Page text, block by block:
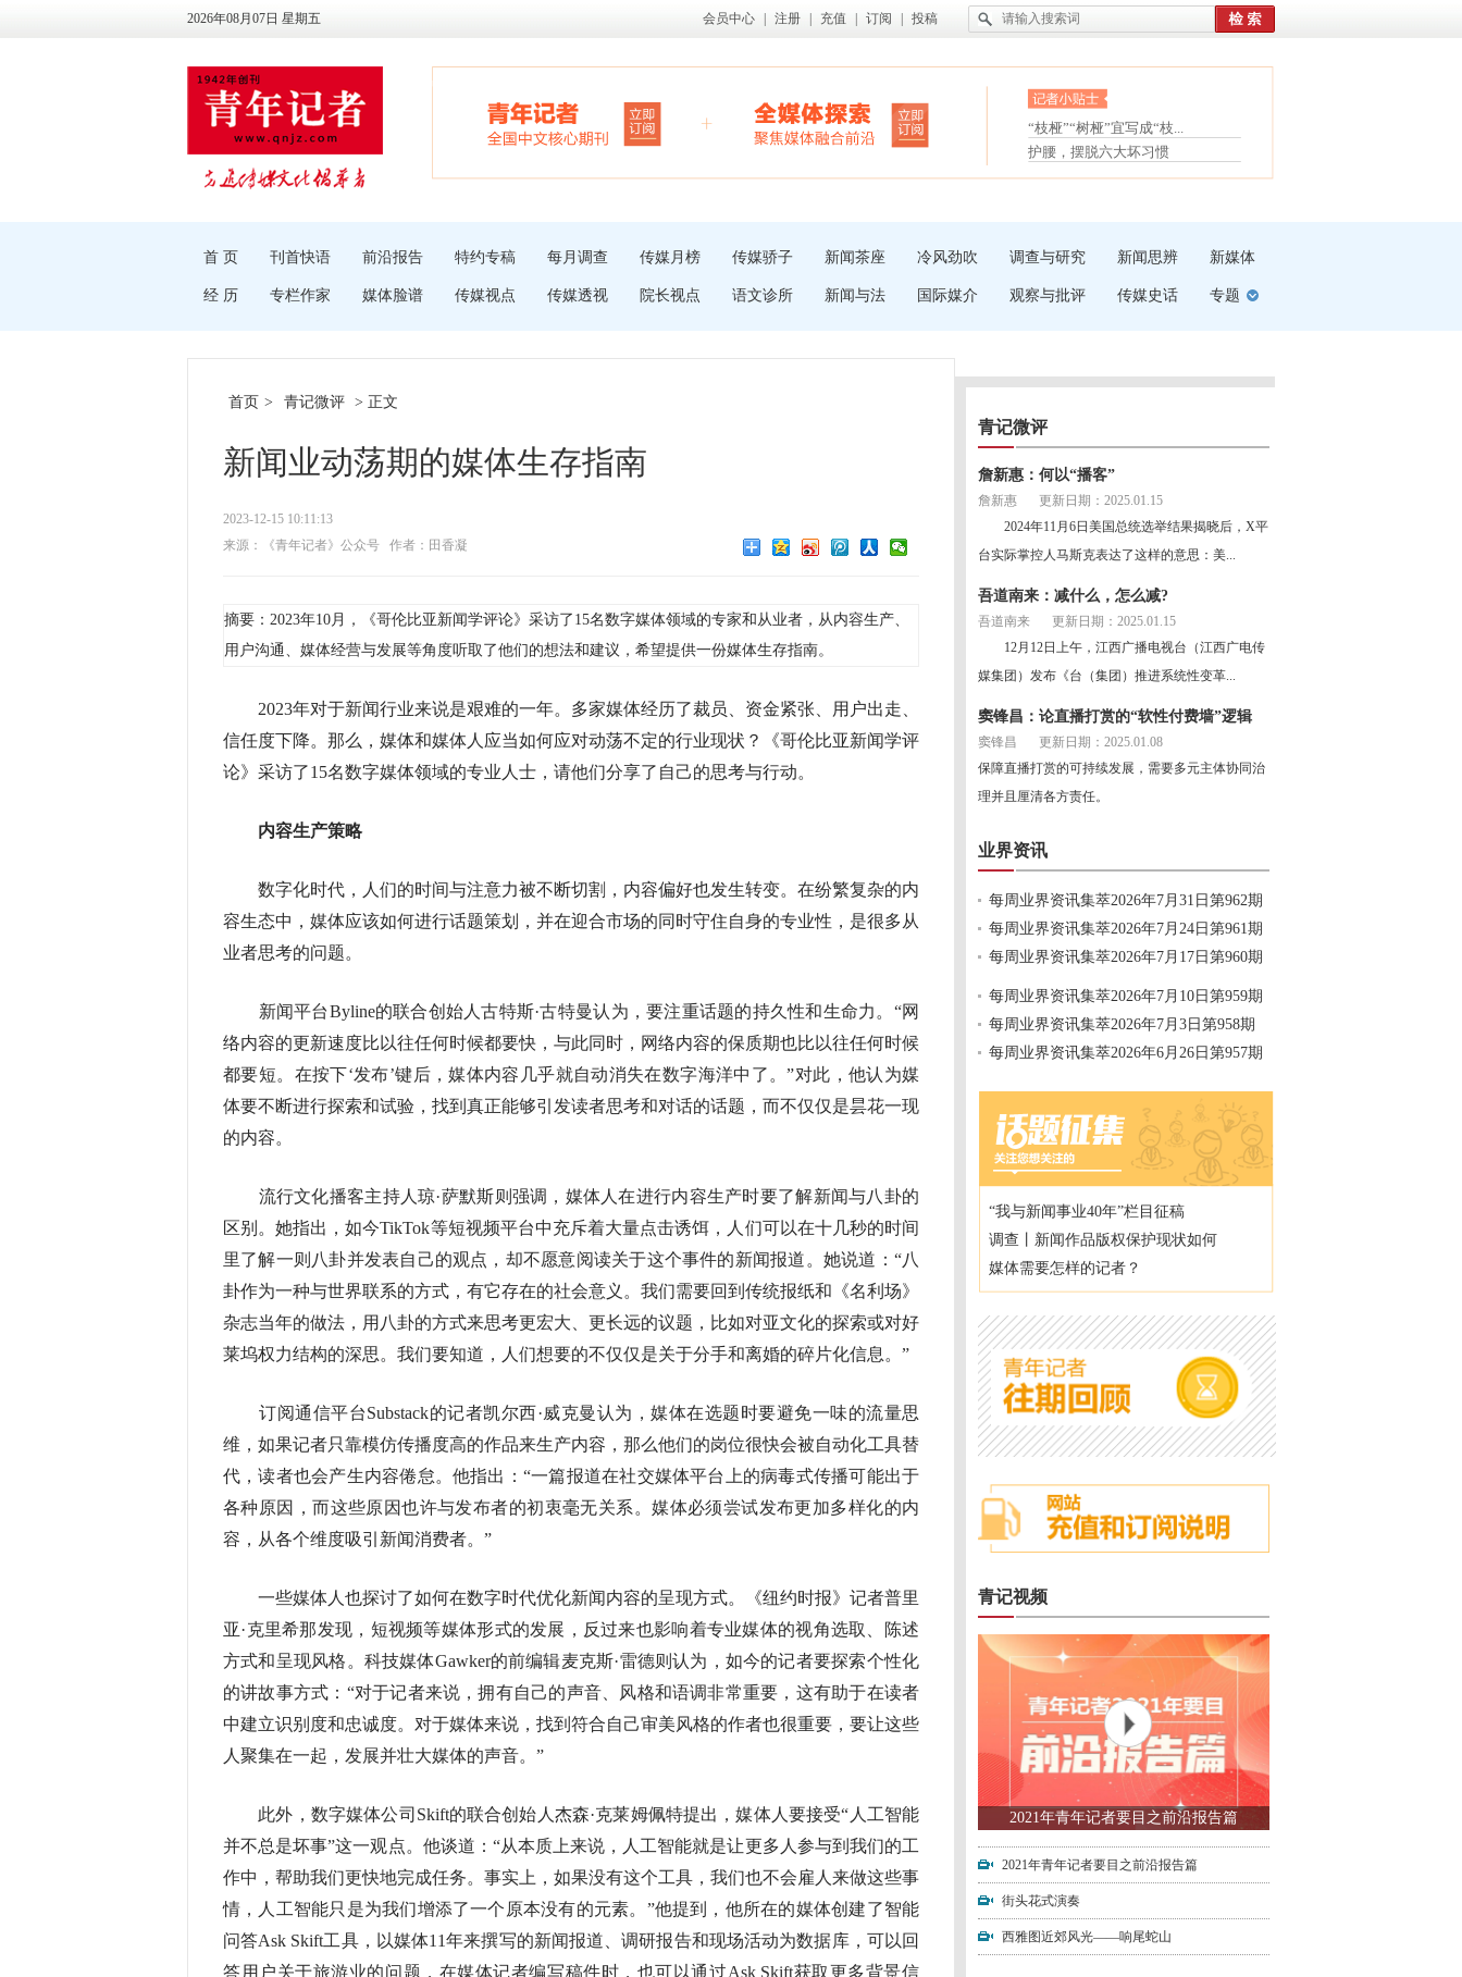
2026年08月07日 星期五 会员中心 注册 充值 订阅 投稿
眼白变红或是结膜下出血
“枝桠”“树桠”宜写成“枝...
夏天缓解疲劳有三招
护腰，摆脱六大坏习惯
受伤了冰敷还是热敷
首 页 刊首快语 前沿报告 特约专稿 每月调查 传媒月榜 传媒骄子 新闻茶座 冷风劲吹 调查与研究 新闻思辨 新媒体
经 历 专栏作家 媒体脸谱 传媒视点 传媒透视 院长视点 语文诊所 新闻与法 国际媒介 观察与批评 传媒史话 专题
首页 > 青记微评 > 正文
新闻业动荡期的媒体生存指南
2023-12-15 10:11:13
来源：《青年记者》公众号
作者：田香凝
摘要：2023年10月，《哥伦比亚新闻学评论》采访了15名数字媒体领域的专家和从业者，从内容生产、
用户沟通、媒体经营与发展等角度听取了他们的想法和建议，希望提供一份媒体生存指南。
2023年对于新闻行业来说是艰难的一年。多家媒体经历了裁员、资金紧张、用户出走、
信任度下降。那么，媒体和媒体人应当如何应对动荡不定的行业现状？《哥伦比亚新闻学评
论》采访了15名数字媒体领域的专业人士，请他们分享了自己的思考与行动。
内容生产策略
数字化时代，人们的时间与注意力被不断切割，内容偏好也发生转变。在纷繁复杂的内
容生态中，媒体应该如何进行话题策划，并在迎合市场的同时守住自身的专业性，是很多从
业者思考的问题。
新闻平台Byline的联合创始人古特斯·古特曼认为，要注重话题的持久性和生命力。“网
络内容的更新速度比以往任何时候都要快，与此同时，网络内容的保质期也比以往任何时候
都要短。在按下‘发布’键后，媒体内容几乎就自动消失在数字海洋中了。”对此，他认为媒
体要不断进行探索和试验，找到真正能够引发读者思考和对话的话题，而不仅仅是昙花一现
的内容。
流行文化播客主持人琼·萨默斯则强调，媒体人在进行内容生产时要了解新闻与八卦的
区别。她指出，如今TikTok等短视频平台中充斥着大量点击诱饵，人们可以在十几秒的时间
里了解一则八卦并发表自己的观点，却不愿意阅读关于这个事件的新闻报道。她说道：“八
卦作为一种与世界联系的方式，有它存在的社会意义。我们需要回到传统报纸和《名利场》
杂志当年的做法，用八卦的方式来思考更宏大、更长远的议题，比如对亚文化的探索或对好
莱坞权力结构的深思。我们要知道，人们想要的不仅仅是关于分手和离婚的碎片化信息。”
订阅通信平台Substack的记者凯尔西·威克曼认为，媒体在选题时要避免一味的流量思
维，如果记者只靠模仿传播度高的作品来生产内容，那么他们的岗位很快会被自动化工具替
代，读者也会产生内容倦怠。他指出：“一篇报道在社交媒体平台上的病毒式传播可能出于
各种原因，而这些原因也许与发布者的初衷毫无关系。媒体必须尝试发布更加多样化的内
容，从各个维度吸引新闻消费者。”
一些媒体人也探讨了如何在数字时代优化新闻内容的呈现方式。《纽约时报》记者普里
亚·克里希那发现，短视频等媒体形式的发展，反过来也影响着专业媒体的视角选取、陈述
方式和呈现风格。科技媒体Gawker的前编辑麦克斯·雷德则认为，如今的记者要探索个性化
的讲故事方式：“对于记者来说，拥有自己的声音、风格和语调非常重要，这有助于在读者
中建立识别度和忠诚度。对于媒体来说，找到符合自己审美风格的作者也很重要，要让这些
人聚集在一起，发展并壮大媒体的声音。”
此外，数字媒体公司Skift的联合创始人杰森·克莱姆佩特提出，媒体人要接受“人工智能
并不总是坏事”这一观点。他谈道：“从本质上来说，人工智能就是让更多人参与到我们的工
作中，帮助我们更快地完成任务。事实上，如果没有这个工具，我们也不会雇人来做这些事
情，人工智能只是为我们增添了一个原本没有的元素。”他提到，他所在的媒体创建了智能
问答Ask Skift工具，以媒体11年来撰写的新闻报道、调研报告和现场活动为数据库，可以回
答用户关于旅游业的问题，在媒体记者编写稿件时，也可以通过Ask Skift获取更多背景信
青记微评
詹新惠：何以“播客”
詹新惠
更新日期：2025.01.15
2024年11月6日美国总统选举结果揭晓后，X平
台实际掌控人马斯克表达了这样的意思：美...
吾道南来：减什么，怎么减?
吾道南来
更新日期：2025.01.15
12月12日上午，江西广播电视台（江西广电传
媒集团）发布《台（集团）推进系统性变革...
窦锋昌：论直播打赏的“软性付费墙”逻辑
窦锋昌
更新日期：2025.01.08
保障直播打赏的可持续发展，需要多元主体协同治
理并且厘清各方责任。
业界资讯
每周业界资讯集萃2026年7月31日第962期
每周业界资讯集萃2026年7月24日第961期
每周业界资讯集萃2026年7月17日第960期
每周业界资讯集萃2026年7月10日第959期
每周业界资讯集萃2026年7月3日第958期
每周业界资讯集萃2026年6月26日第957期
“我与新闻事业40年”栏目征稿
调查丨新闻作品版权保护现状如何
媒体需要怎样的记者？
青记视频
2021年青年记者要目之前沿报告篇
2021年青年记者要目之前沿报告篇
街头花式演奏
西雅图近郊风光——响尾蛇山